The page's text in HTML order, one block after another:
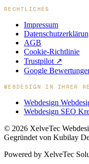
RECHTLICHES
Impressum
AGB
Cookie-Richtlinie
Trustpilot ↗
Google
WEBDESIGN IN IHRER
Webdesign
Webdesign SEO
© 2026 XelveTec
Gegründet von Kubilay
Powered by XelveTec